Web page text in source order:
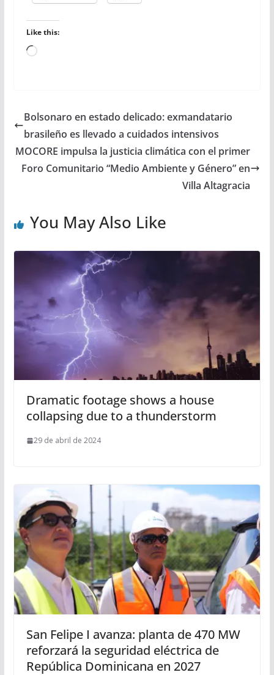
Like this:
Loading…
Bolsonaro en estado delicado: exmandatario
brasileño es llevado a cuidados intensivos
MOCORE impulsa la justicia climática con el primer
Foro Comunitario “Medio Ambiente y Género” en
Villa Altagracia
You May Also Like
Dramatic footage shows a house
collapsing due to a thunderstorm
29 de abril de 2024
San Felipe I avanza: planta de 470 MW
reforzará la seguridad eléctrica de
República Dominicana en 2027